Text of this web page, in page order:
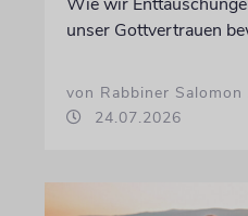
unser Gottvertrauen
von Rabbiner
24.07.2026